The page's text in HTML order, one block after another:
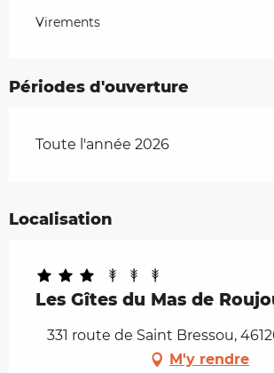
Virements
Périodes d'ouverture
Toute l'année 2026
Localisation
Les Gîtes du Mas de
331 route de Saint Bressou,
M'y rendre